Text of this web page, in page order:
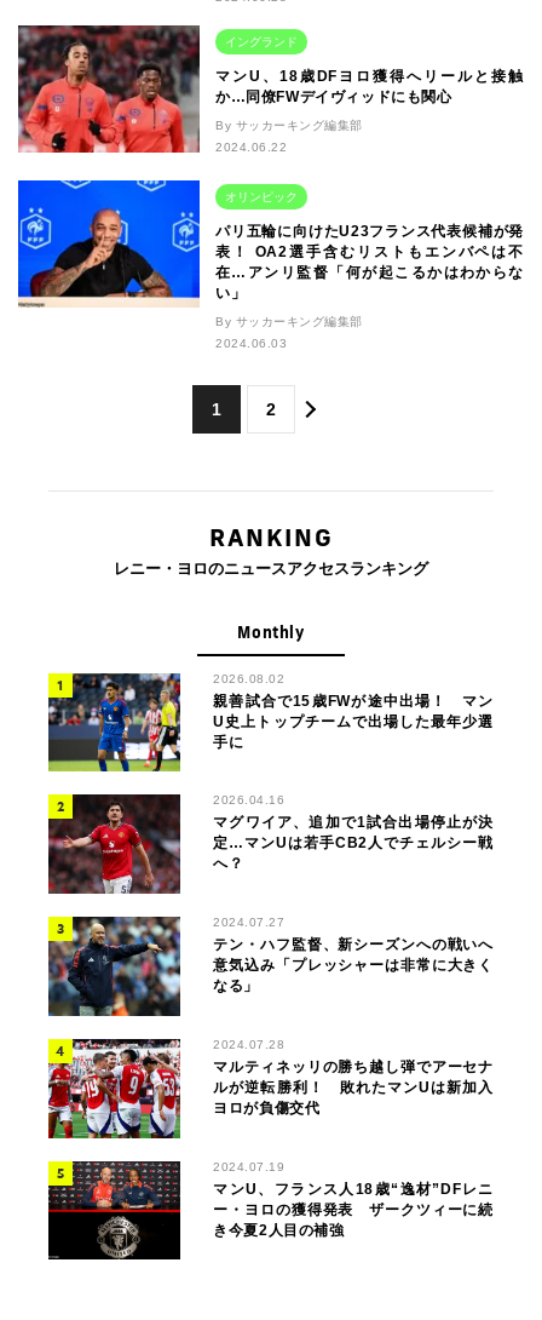
イングランド
マンU、18歳DFヨロ獲得へリールと接触
か…同僚FWデイヴィッドにも関心
By サッカーキング編集部
2024.06.22
オリンピック
パリ五輪に向けたU23フランス代表候補が発
表！ OA2選手含むリストもエンバペは不
在…アンリ監督「何が起こるかはわからな
い」
By サッカーキング編集部
2024.06.03
1 2
RANKING
レニー・ヨロのニュースアクセスランキング
Monthly
2026.08.02
親善試合で15歳FWが途中出場！ マン
U史上トップチームで出場した最年少選
手に
2026.04.16
マグワイア、追加で1試合出場停止が決
定…マンUは若手CB2人でチェルシー戦
へ？
2024.07.27
テン・ハフ監督、新シーズンへの戦いへ
意気込み「プレッシャーは非常に大きく
なる」
2024.07.28
マルティネッリの勝ち越し弾でアーセナ
ルが逆転勝利！ 敗れたマンUは新加入
ヨロが負傷交代
2024.07.19
マンU、フランス人18歳“逸材”DFレニ
ー・ヨロの獲得発表 ザークツィーに続
き今夏2人目の補強